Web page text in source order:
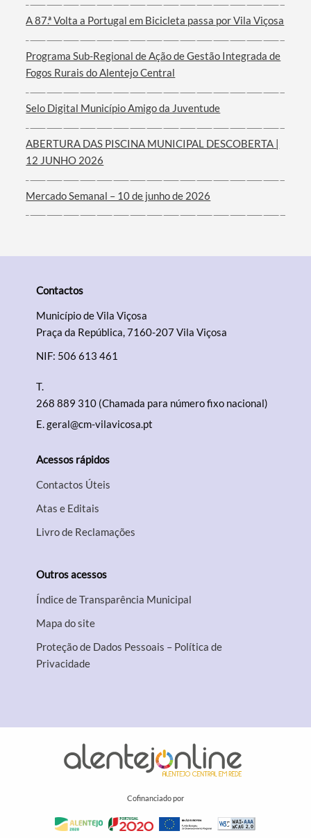
Categorias gerais
Filtros
A 87.ª Volta a Portugal em Bicicleta passa por Vila Viçosa
Programa Sub-Regional de Ação de Gestão Integrada de
Fogos Rurais do Alentejo Central
Selo Digital Município Amigo da Juventude
ABERTURA DAS PISCINA MUNICIPAL DESCOBERTA |
12 JUNHO 2026
Mercado Semanal – 10 de junho de 2026
Contactos
Município de Vila Viçosa
Praça da República, 7160-207 Vila Viçosa
NIF: 506 613 461
T.
268 889 310 (Chamada para número fixo nacional)
E.geral@cm-vilavicosa.pt
Acessos rápidos
Contactos Úteis
Atas e Editais
Livro de Reclamações
Outros acessos
Índice de Transparência Municipal
Mapa do site
Proteção de Dados Pessoais – Política de
Privacidade
Cofinanciado por